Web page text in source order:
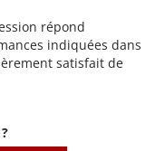
répond
indiquées dans
satisfait de